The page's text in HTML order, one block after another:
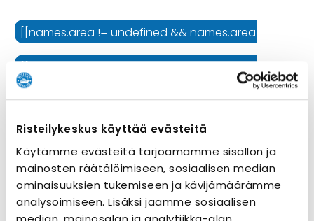
Risteilykeskus käyttää evästeitä
Käytämme evästeitä tarjoamamme sisällön ja
mainosten räätälöimiseen, sosiaalisen median
ominaisuuksien tukemiseen ja kävijämäärämme
analysoimiseen. Lisäksi jaamme sosiaalisen
[[names.area != undefined && names.area != '' ?
[[names.cruiseline != undefined && names.cruiseline
[[names.ship != undefined && names.ship != '' ?
Risteilyn kesto